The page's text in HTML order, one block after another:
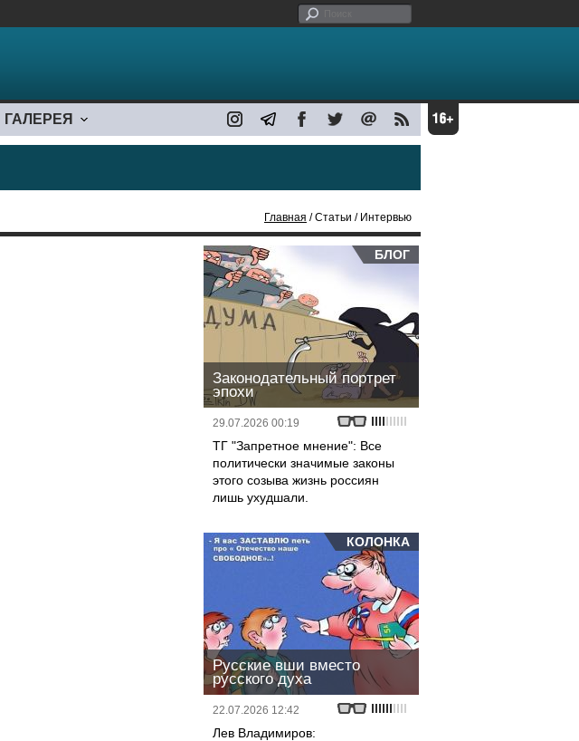
ГАЛЕРЕЯ
Главная / Статьи / Интервью
БЛОГ
Законодательный портрет
эпохи
29.07.2026 00:19
ТГ "Запретное мнение": Все
политически значимые законы
этого созыва жизнь россиян
лишь ухудшали.
КОЛОНКА
Русские вши вместо
русского духа
22.07.2026 12:42
Лев Владимиров: